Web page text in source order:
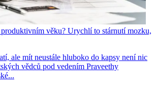
věku? Urychlí to stárnutí mozku,
ale mít neustále hluboko do kapsy není nic
vědců pod vedením Praveethy